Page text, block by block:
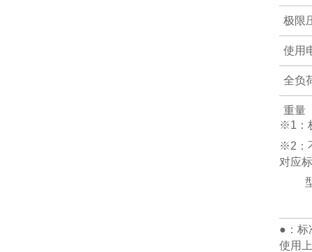
极限
使用
全负
重量
吸・
使用
※1：
※2：
对应
●：标
使用